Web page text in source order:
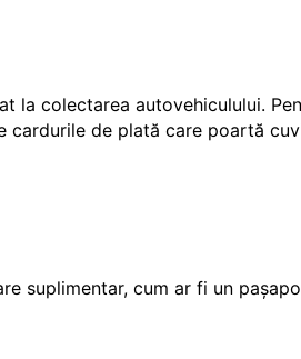
la colectarea autovehiculului.
de plată care poartă
suplimentar, cum ar fi un